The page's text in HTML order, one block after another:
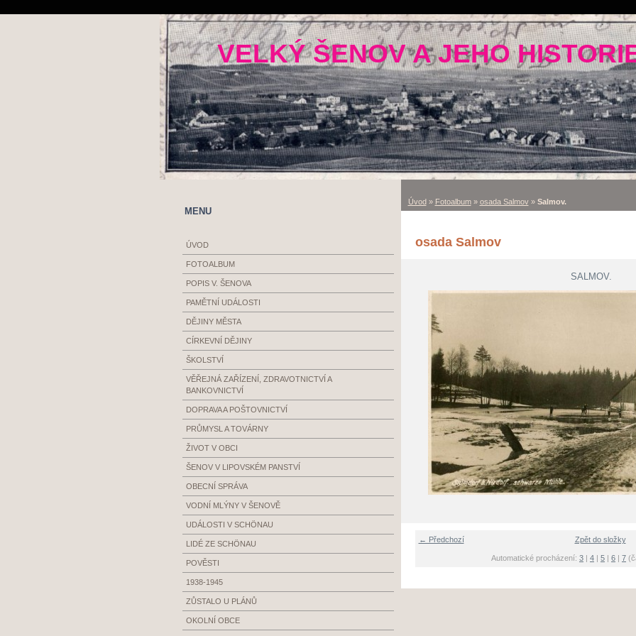
VELKÝ ŠENOV A JEHO
Úvod» Fotoalbum» osada Salmov» Salmov.
osada Salmov
SALMOV.
← Předchozí Zpět do složky
Automatické procházení: 3 | 4 | 5 | 6 | 7
MENU
ÚVOD
FOTOALBUM
POPIS V. ŠENOVA
PAMĚTNÍ UDÁLOSTI
DĚJINY MĚSTA
CÍRKEVNÍ DĚJINY
ŠKOLSTVÍ
VĚŘEJNÁ ZAŘÍZENÍ, ZDRAVOTNICTVÍ A
BANKOVNICTVÍ
DOPRAVA A POŠTOVNICTVÍ
PRŮMYSL A TOVÁRNY
ŽIVOT V OBCI
ŠENOV V LIPOVSKÉM PANSTVÍ
OBECNÍ SPRÁVA
VODNÍ MLÝNY V ŠENOVĚ
UDÁLOSTI V SCHÖNAU
LIDÉ ZE SCHÖNAU
POVĚSTI
1938-1945
ZŮSTALO U PLÁNŮ
OKOLNÍ OBCE